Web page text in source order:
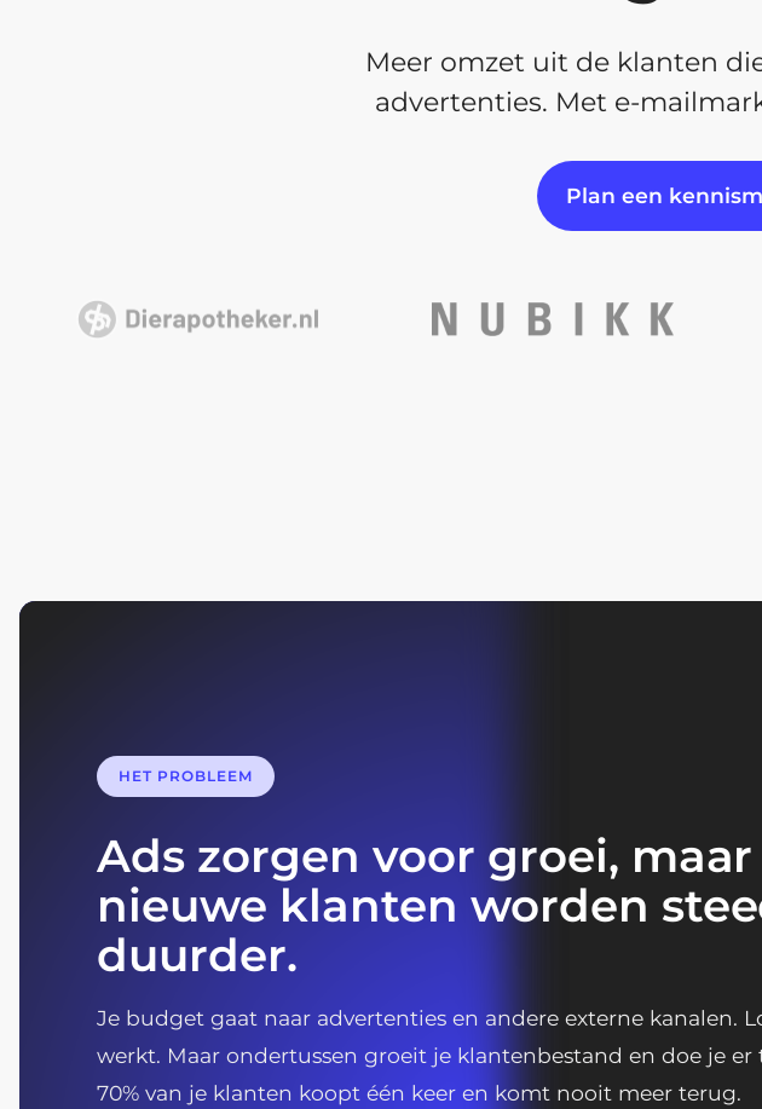
Meer omzet uit de klanten
advertenties. Met e-
Plan een
HET PROBLEEM
Ads zorgen voor groei, maar
nieuwe klanten worden
duurder.
Je budget gaat naar advertenties en andere externe kanalen.
werkt. Maar ondertussen groeit je klantenbestand en doe je er
70% van je klanten koopt één keer en komt nooit meer terug.